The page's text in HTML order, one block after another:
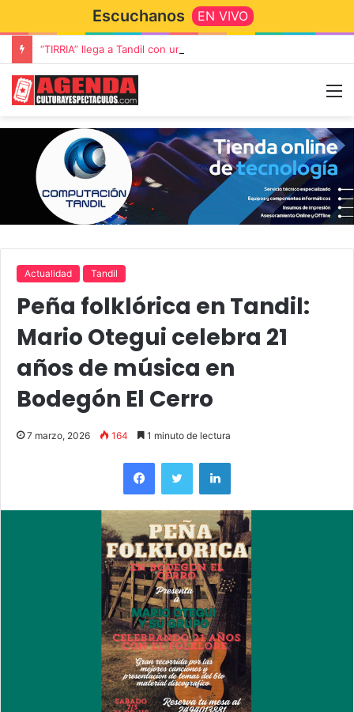
Escuchanos EN VIVO
Actualidad Tandil
Peña folklórica en Tandil:
Mario Otegui celebra 21
años de música en
Bodegón El Cerro
7 marzo, 2026 164 1 minuto de lectura